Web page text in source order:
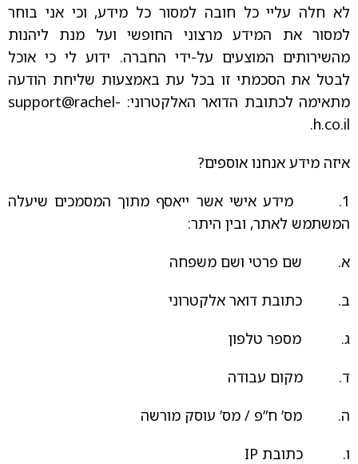
לא חלה עליי כל חובה למסור כל מידע, וכי אני בוחר
למסור את המידע מרצוני החופשי ועל מנת ליהנות
מהשירותים המוצעים על-ידי החברה. ידוע לי כי אוכל
לבטל את הסכמתי זו בכל עת באמצעות שליחת הודעה
מתאימה לכתובת הדואר האלקטרוני: support@rachel-
h.co.il
.
איזה מידע אנחנו אוספים?
1. מידע אישי אשר ייאסף מתוך המסמכים שיעלה
המשתמש לאתר, ובין היתר:
א. שם פרטי ושם משפחה
ב. כתובת דואר אלקטרוני
ג. מספר טלפון
ד. מקום עבודה
ה. מס’ ח”פ / מס’ עוסק מורשה
ו. כתובת IP